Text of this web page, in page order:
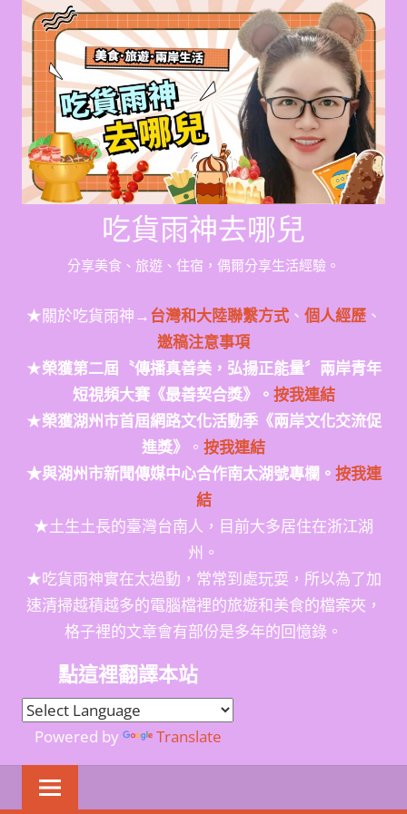
Skip
content
吃貨雨神去哪兒
分享美食、旅遊、住宿，偶爾分享生活經驗。
★關於吃貨雨神→台灣和大陸聯繫方式、 個人經歷、
邀稿注意事項
★榮獲第二屆〝傳播真善美，弘揚正能量〞兩岸青年
短視頻大賽《最善契合獎》。 按我連結
★榮獲湖州市首屆網路文化活動季《兩岸文化交流促
進獎》
。 按我連結
★與湖州市新聞傳媒中心合作南太湖號專欄。 按我連
結
★土生土長的臺灣台南人，目前大多居住在浙江湖
州。
★吃貨雨神實在太過動，常常到處玩耍，所以為了加
速清掃越積越多的電腦檔裡的旅遊和美食的檔案夾，
格子裡的文章會有部份是多年的回憶錄。
點這裡翻譯本站
Powered by Translate